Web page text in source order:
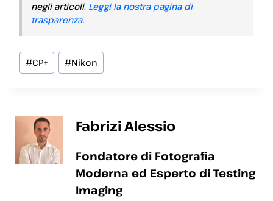
negli articoli. Leggi la nostra pagina di
trasparenza.
Tag
articolo:
#CP+ #Nikon
Fabrizi Alessio
Fondatore di Fotografia
Moderna ed Esperto di Testing
Imaging